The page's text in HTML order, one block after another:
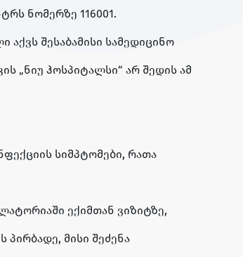
ნომერზე 116001.
შესაბამისი სამედიცინო
„ნიუ ჰოსპიტალსი“ არ შედის ამ
სიმპტომები, რათა
ექიმთან ვიზიტზე,
მისი შეძენა